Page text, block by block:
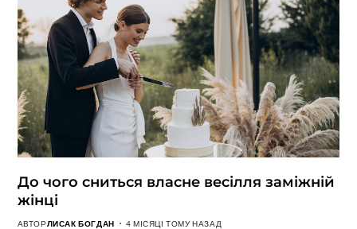
До чого сниться власне весілля заміжній
жінці
АВТОРЛИСАК БОГДАН 4 МІСЯЦІ ТОМУ НАЗАД